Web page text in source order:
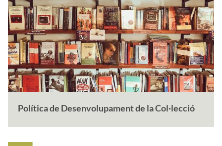
Política de Desenvolupament de la Col·lecció